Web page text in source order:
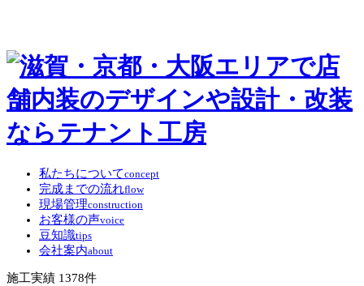
私たちについてconcept
完成までの流れflow
現場管理construction
お客様の声voice
豆知識tips
会社案内about
施工実績 1378件